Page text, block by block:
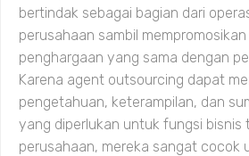
bertindak sebagai bagian dari
perusahaan sambil
penghargaan yang sama dengan
Karena agent outsourcing dapat
pengetahuan, keterampilan, dan
yang diperlukan untuk fungsi bisnis
perusahaan, mereka sangat cocok